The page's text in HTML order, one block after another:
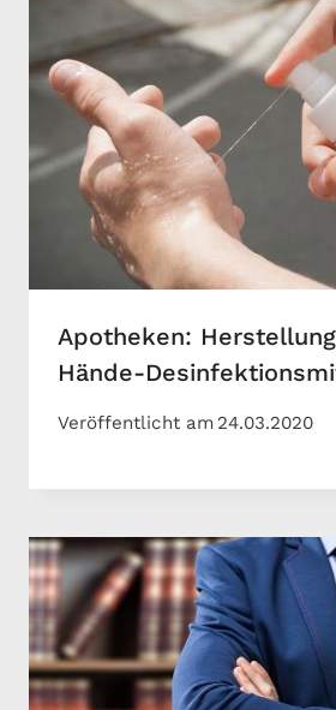
Apotheken:
Hände-
Veröffentlicht am 24.03.2020